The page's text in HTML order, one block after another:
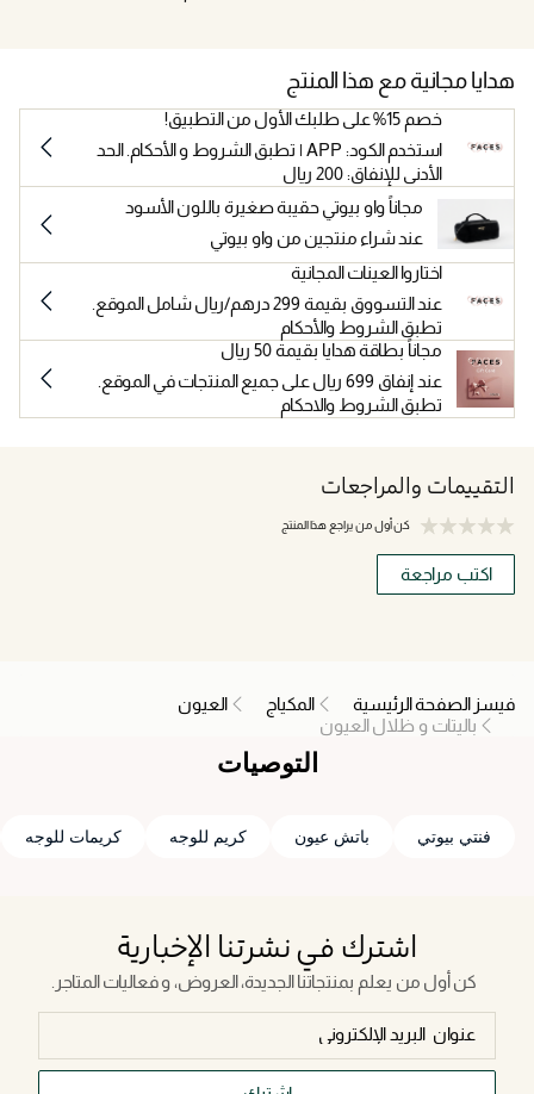
هدايا مجانية مع هذا المنتج
خصم 15% على طلبك الأول من التطبيق!
استخدم الكود: APP | تطبق الشروط و الأحكام. الحد
الأدنى للإنفاق: 200 ريال
مجاناً واو بيوتي حقيبة صغيرة باللون الأسود
عند شراء منتجين من واو بيوتي
اختاروا العينات المجانية
عند التسووق بقيمة 299 درهم/ريال شامل الموقع.
تطبق الشروط والأحكام
مجاناً بطاقة هدايا بقيمة 50 ريال
عند إنفاق 699 ريال على جميع المنتجات في الموقع.
تطبق الشروط والاحكام
التقييمات والمراجعات
كن أول من يراجع هذا المنتج
اكتب مراجعة
فيسز الصفحة الرئيسية المكياج
العيون
باليتات و ظلال العيون
التوصيات
فنتي بيوتي باتش عيون كريم للوجه كريمات للوجه
اشترك في نشرتنا الإخبارية
كن أول من يعلم بمنتجاتنا الجديدة، العروض، و فعاليات المتاجر.